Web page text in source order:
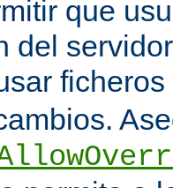
que
del
ficheros